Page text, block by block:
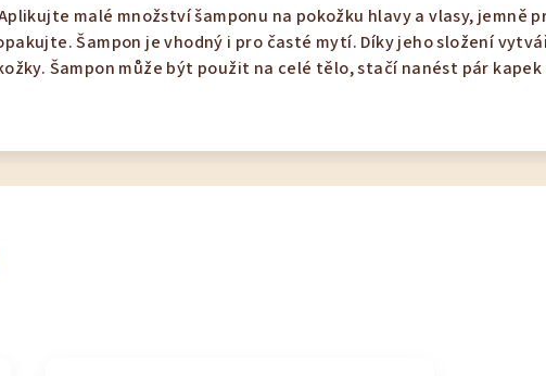
malé množství šamponu na pokožku hlavy a vlasy, jemně
Šampon je vhodný i pro časté mytí. Díky jeho složení
Šampon může být použit na celé tělo, stačí nanést pár